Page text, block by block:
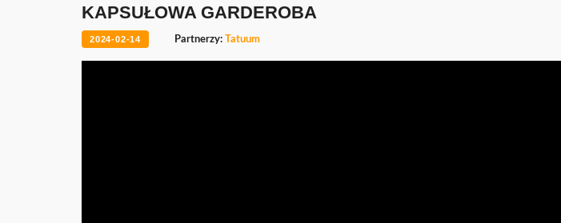
KAPSUŁOWA GARDEROBA
2024-02-14 Partnerzy: Tatuum